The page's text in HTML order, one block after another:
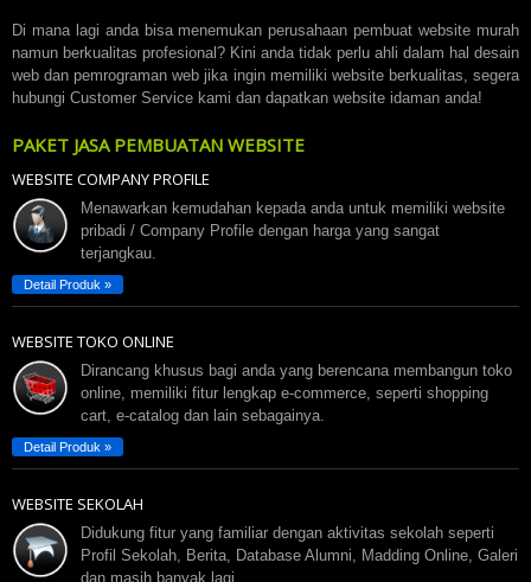
Di mana lagi anda bisa menemukan perusahaan pembuat website murah
namun berkualitas profesional? Kini anda tidak perlu ahli dalam hal desain
web dan pemrograman web jika ingin memiliki website berkualitas, segera
hubungi Customer Service kami dan dapatkan website idaman anda!
PAKET JASA PEMBUATAN WEBSITE
WEBSITE COMPANY PROFILE
Menawarkan kemudahan kepada anda untuk memiliki website
pribadi / Company Profile dengan harga yang sangat
terjangkau.
Detail Produk »
WEBSITE TOKO ONLINE
Dirancang khusus bagi anda yang berencana membangun toko
online, memiliki fitur lengkap e-commerce, seperti shopping
cart, e-catalog dan lain sebagainya.
Detail Produk »
WEBSITE SEKOLAH
Didukung fitur yang familiar dengan aktivitas sekolah seperti
Profil Sekolah, Berita, Database Alumni, Madding Online, Galeri
dan masih banyak lagi.